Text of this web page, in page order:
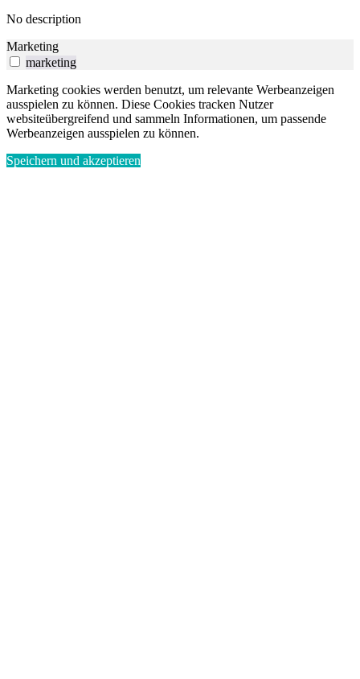
No description
Marketing
marketing
Marketing cookies werden benutzt, um relevante Werbeanzeigen
ausspielen zu können. Diese Cookies tracken Nutzer
websiteübergreifend und sammeln Informationen, um passende
Werbeanzeigen ausspielen zu können.
Speichern und akzeptieren